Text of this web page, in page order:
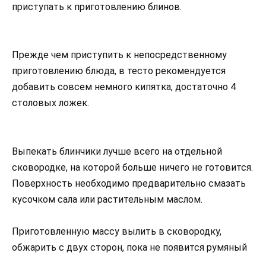
приступать к приготовлению блинов.
Прежде чем приступить к непосредственному
приготовлению блюда, в тесто рекомендуется
добавить совсем немного кипятка, достаточно 4
столовых ложек.
Выпекать блинчики лучше всего на отдельной
сковородке, на которой больше ничего не готовится.
Поверхность необходимо предварительно смазать
кусочком сала или растительным маслом.
Приготовленную массу вылить в сковородку,
обжарить с двух сторон, пока не появится румяный